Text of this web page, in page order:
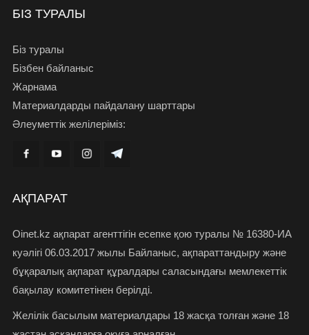
БІЗ ТУРАЛЫ
Біз туралы
Бізбен байланыс
Жарнама
Материалдарды пайдалану шарттары
Әлеуметтік желілеріміз:
АҚПАРАТ
Oinet.kz ақпарат агенттігін есепке қою туралы № 16380-ИА
куәлігі 06.03.2017 жылы Байланыс, ақпараттандыру және
бұқаралық ақпарат құралдары саласындағы мемлекеттік
бақылау комитетінен берілді.
Желілік басылым материалдары 18 жасқа толған және 18